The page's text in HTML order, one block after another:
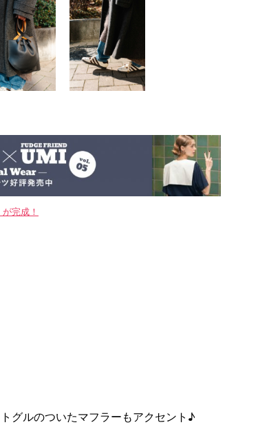
が完成！
グルのついたマフラーもアクセント♪